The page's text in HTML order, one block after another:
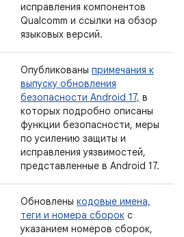
исправления компонентов
Qualcomm и ссылки на обзор
языковых версий.
Опубликованы примечания к
выпуску обновления
безопасности Android 17, в
которых подробно описаны
функции безопасности, меры
по усилению защиты и
исправления уязвимостей,
представленные в Android 17.
Обновлены кодовые имена,
теги и номера сборок с
указанием номеров сборок,